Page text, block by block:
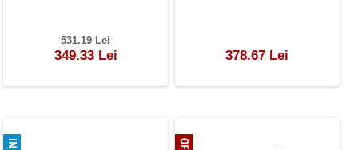
531.19 Lei
349.33 Lei 378.67 Lei